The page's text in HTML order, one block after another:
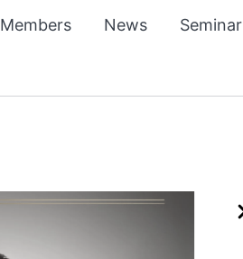
Members News Seminar